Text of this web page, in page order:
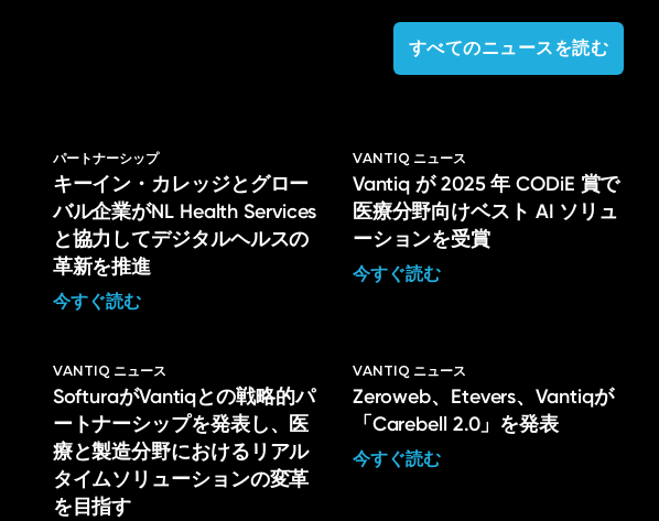
すべてのニュースを読む
パートナーシップ
キーイン・カレッジとグロー
バル企業がNL Health Services
と協力してデジタルヘルスの
革新を推進
今すぐ読む
VANTIQ ニュース
Vantiq が 2025 年 CODiE 賞で
医療分野向けベスト AI ソリュ
ーションを受賞
今すぐ読む
VANTIQ ニュース
SofturaがVantiqとの戦略的パ
ートナーシップを発表し、医
療と製造分野におけるリアル
タイムソリューションの変革
を目指す
VANTIQ ニュース
Zeroweb、Etevers、Vantiqが
「Carebell 2.0」を発表
今すぐ読む